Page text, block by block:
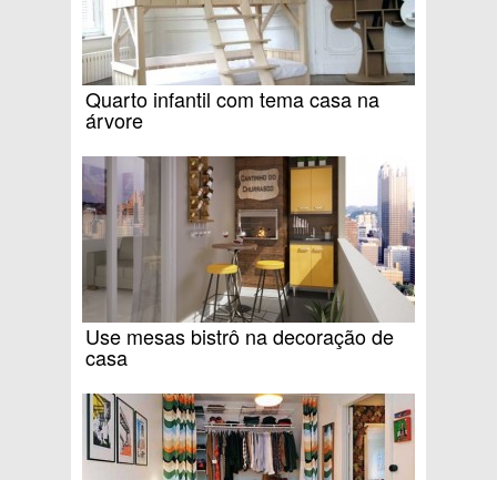
Quarto infantil com tema casa na
árvore
Use mesas bistrô na decoração de
casa